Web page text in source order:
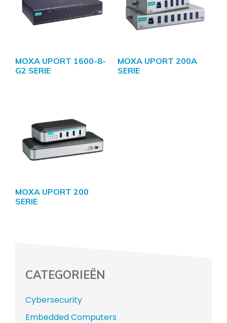
MOXA UPORT 1600-8-
G2 SERIE
MOXA UPORT 200A
SERIE
MOXA UPORT 200
SERIE
CATEGORIEËN
Cybersecurity
Embedded Computers